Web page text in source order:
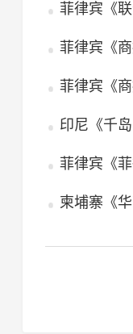
菲律宾《
菲律宾《
菲律宾《
印尼《千
柬埔寨《